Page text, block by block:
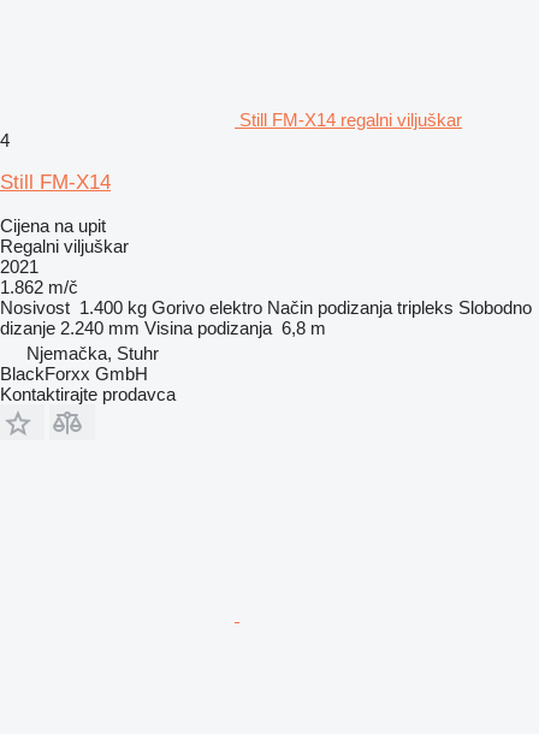
Still FM-X14 regalni viljuškar
4
Still FM-X14
Cijena na upit
Regalni viljuškar
2021
1.862 m/č
Nosivost 1.400 kg Gorivo elektro Način podizanja tripleks Slobodno
dizanje 2.240 mm Visina podizanja 6,8 m
Njemačka, Stuhr
BlackForxx GmbH
Kontaktirajte prodavca